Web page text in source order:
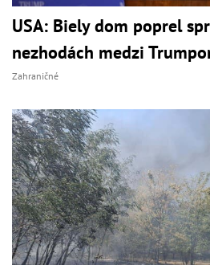
USA: Biely dom poprel
nezhodách medzi
Zahraničné